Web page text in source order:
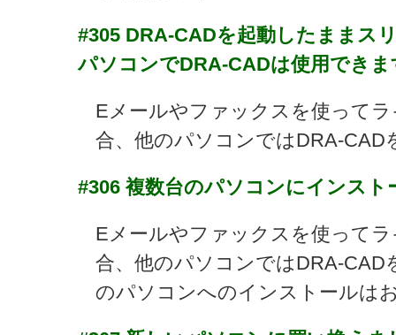
#305 DRA-CADを起動したままス
パソコンでDRA-CADは使用でき
Eメールやファックスを使って
合、他のパソコンではDRA-CAD
#306 複数台のパソコンにインスト
Eメールやファックスを使って
合、他のパソコンではDRA-CAD
のパソコンへのインストールは